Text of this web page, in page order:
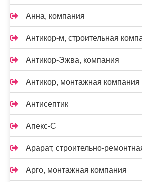
Анна, компания
Антикор-м, строительная
Антикор-Эжва, компания
Антикор, монтажная компания
Антисептик
Апекс-С
Арарат, строительно-
Арго, монтажная компания